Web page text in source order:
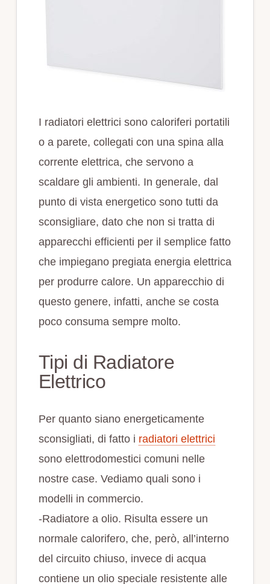
I radiatori elettrici sono caloriferi portatili
o a parete, collegati con una spina alla
corrente elettrica, che servono a
scaldare gli ambienti. In generale, dal
punto di vista energetico sono tutti da
sconsigliare, dato che non si tratta di
apparecchi efficienti per il semplice fatto
che impiegano pregiata energia elettrica
per produrre calore. Un apparecchio di
questo genere, infatti, anche se costa
poco consuma sempre molto.
Tipi di Radiatore
Elettrico
Per quanto siano energeticamente
sconsigliati, di fatto i radiatori elettrici
sono elettrodomestici comuni nelle
nostre case. Vediamo quali sono i
modelli in commercio.
-Radiatore a olio. Risulta essere un
normale calorifero, che, però, all’interno
del circuito chiuso, invece di acqua
contiene un olio speciale resistente alle